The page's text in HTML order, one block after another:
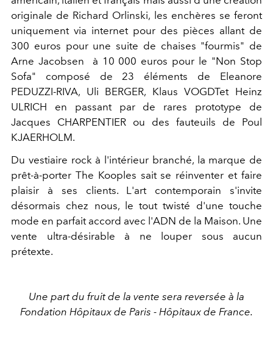
originale de Richard Orlinski, les enchères se feront
uniquement via internet pour des pièces allant de
300 euros pour une suite de chaises "fourmis" de
Arne Jacobsen à 10 000 euros pour le "Non Stop
Sofa" composé de 23 éléments de Eleanore
PEDUZZI-RIVA, Uli BERGER, Klaus VOGDTet Heinz
ULRICH en passant par de rares prototype de
Jacques CHARPENTIER ou des fauteuils de Poul
KJAERHOLM.
Du vestiaire rock à l'intérieur branché, la marque de
prêt-à-porter The Kooples sait se réinventer et faire
plaisir à ses clients. L'art contemporain s'invite
désormais chez nous, le tout twisté d'une touche
mode en parfait accord avec l'ADN de la Maison. Une
vente ultra-désirable à ne louper sous aucun
prétexte.
Une part du fruit de la vente sera reversée à la
Fondation Hôpitaux de Paris - Hôpitaux de France.